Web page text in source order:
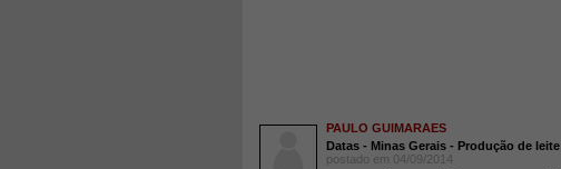
PAULO GUIMARAES
Datas - Minas Gerais - Produção de leite
postado em 04/09/2014